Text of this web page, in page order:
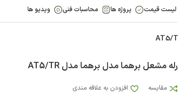
لیست قیمت پروژه ها محاسبات فنی ویدیو ها
رله مشعل برهما مدل برهما مدل AT5/TR
مقایسه افزودن به علاقه مندی